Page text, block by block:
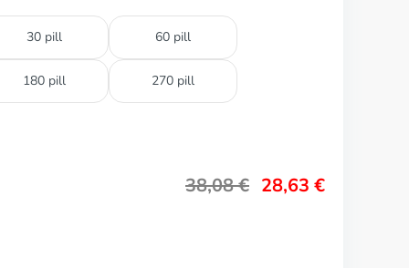
30 pill 60 pill
180 pill 270 pill
38,08€ 28,63 €